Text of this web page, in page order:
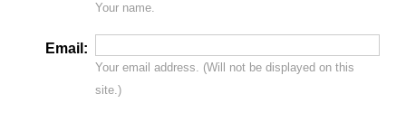
Your name.
Email:
Your email address. (Will notbe displayed on this
site.)